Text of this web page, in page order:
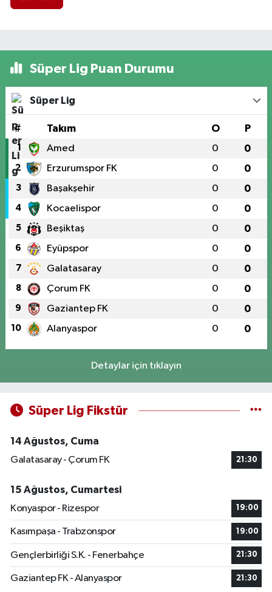
Süper Lig Puan Durumu
Süper Lig
# Takım O P
1 Amed 0 0
2 Erzurumspor FK 0 0
3 Başakşehir 0 0
4 Kocaelispor 0 0
5 Beşiktaş 0 0
6 Eyüpspor 0 0
7 Galatasaray 0 0
8 Çorum FK 0 0
9 Gaziantep FK 0 0
10 Alanyaspor 0 0
Detaylar için tıklayın
Süper Lig Fikstür
14 Ağustos, Cuma
Galatasaray - Çorum FK
21:30
15 Ağustos, Cumartesi
Konyaspor - Rizespor
19:00
Kasımpaşa - Trabzonspor 19:00
Gençlerbirliği S.K. - Fenerbahçe 21:30
Gaziantep FK - Alanyaspor 21:30